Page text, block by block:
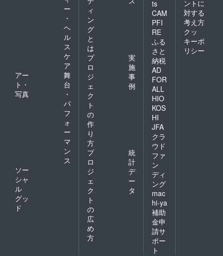
ー
・
ヘ
ル
ス
ケ
ア
アー
ト・
写真
舞
台
・
パ
フ
ォ
ー
マ
ン
ス
ソー
シャ
ル
グッ
ド
ィ
ン
グ
と
は
プ
ロ
ジ
ェ
ク
ト
の
作
り
方
実
施
事
例
プ
ロ
ジ
ェ
ク
ト
の
広
め
方
統
計
デ
ー
タ
ts
CAM
PFI
RE
ふる
さと
納税
AD
FOR
ALL
HIO
KOS
HI
JFA
クラ
ウド
ファ
ン
ディ
ング
mac
hi-ya
補助
金申
請サ
ポー
ト
ントに
対する
考え方
クッ
キーポ
リシー